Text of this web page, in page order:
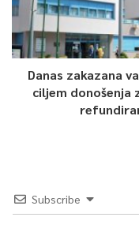
Danas zakazana
ciljem donošenja
Subscribe